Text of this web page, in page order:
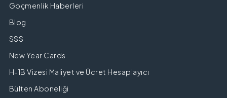
Göçmenlik Haberleri
Blog
SSS
New Year Cards
H-1B Vizesi Maliyet ve Ücret Hesaplayıcı
Bülten Aboneliği